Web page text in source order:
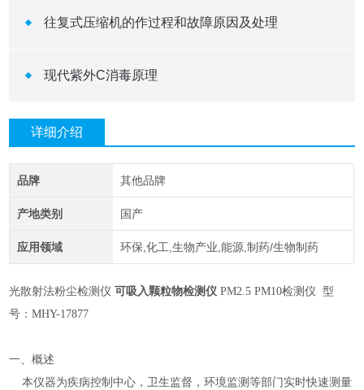
往复式压缩机的作过程和故障原因及处理
现代紫外C消毒原理
详细介绍
品牌 其他品牌
产地类别 国产
应用领域 环保,化工,生物产业,能源,制药/生物制药
光散射法粉尘检测仪 可吸入颗粒物检测仪 PM2.5 PM10检测仪 型
号：MHY-17877
一、概述
本仪器为疾病控制中心，卫生监督，环境监测等部门实时快速测量